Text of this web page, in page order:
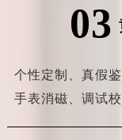
03
个性定制、 真假鉴
手表消磁、 调试